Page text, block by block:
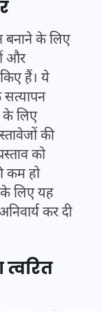
बनाने के लिए
और
किए हैं। ये
लिए
की
को
कम हो
के लिए यह
कर दी